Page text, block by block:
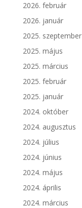
2026. február
2026. január
2025. szeptember
2025. május
2025. március
2025. február
2025. január
2024. október
2024. augusztus
2024. július
2024. június
2024. május
2024. április
2024. március